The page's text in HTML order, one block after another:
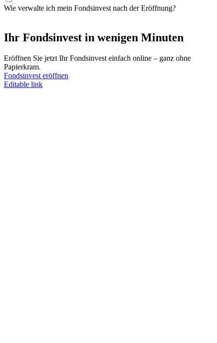
Wie verwalte ich mein Fondsinvest nach der Eröffnung?
Ihr Fondsinvest in wenigen Minuten
Eröffnen Sie jetzt Ihr Fondsinvest einfach online – ganz ohne
Papierkram.
Fondsinvest eröffnen
Editable link